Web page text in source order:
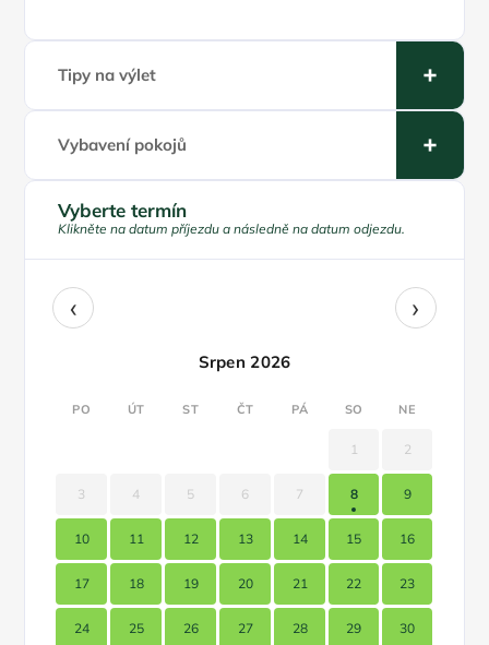
Tipy na výlet
Vybavení pokojů
Vyberte termín
Klikněte na datum příjezdu a následně na datum odjezdu.
‹ ›
Srpen 2026
PO ÚT ST ČT PÁ SO NE
1 2
3 4 5 6 7 8 9
10 11 12 13 14 15 16
17 18 19 20 21 22 23
24 25 26 27 28 29 30